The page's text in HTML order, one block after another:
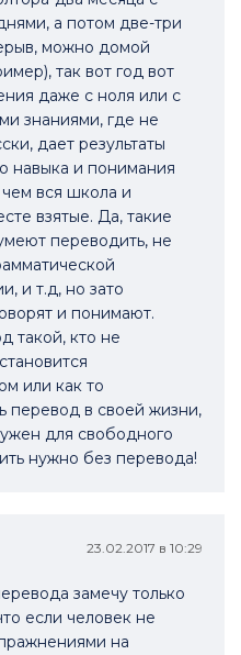
а потом две-три
можно домой
так вот год вот
даже с ноля или с
знаниями, где не
дает результаты
навыка и понимания
вся школа и
взятые. Да, такие
переводить, не
и т.д, но зато
и понимают.
такой, кто не
или как то
перевод в своей жизни,
для свободного
нужно без перевода!
23.02.2017 в 10:29
замечу только
если человек не
на